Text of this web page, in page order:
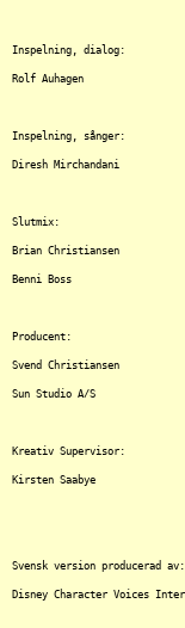
Inspelning, dialog:
Rolf Auhagen
Inspelning, sånger:
Diresh Mirchandani
Slutmix:
Brian Christiansen
Benni Boss
Producent:
Svend Christiansen
Sun Studio A/S
Kreativ Supervisor:
Kirsten Saabye
Svensk version producerad av: